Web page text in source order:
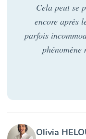
Cela peut se
encore après
parfois
phénomène
Olivia